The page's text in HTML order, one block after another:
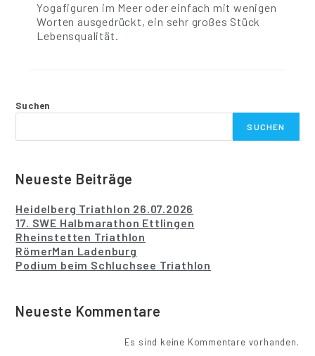
Yogafiguren im Meer oder einfach mit wenigen
Worten ausgedrückt, ein sehr großes Stück
Lebensqualität.
Suchen
SUCHEN
Neueste Beiträge
Heidelberg Triathlon 26.07.2026
17. SWE Halbmarathon Ettlingen
Rheinstetten Triathlon
RömerMan Ladenburg
Podium beim Schluchsee Triathlon
Neueste Kommentare
Es sind keine Kommentare vorhanden.